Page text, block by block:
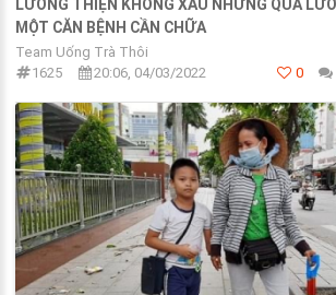
LƯƠNG THIỆN KHÔNG XẤU NHƯNG QUÁ
MỘT CĂN BỆNH CẦN CHỮA
Team Uống Trà Thôi
1625
20:06, 04/03/2022 0